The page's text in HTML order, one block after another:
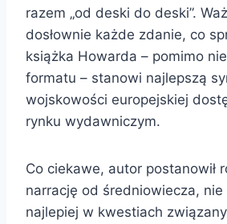
razem „od deski do deski”.
dosłownie każde zdanie, co
książka Howarda – pomimo
formatu – stanowi najlepszą
wojskowości europejskiej
rynku wydawniczym.
Co ciekawe, autor postanowił
narrację od średniowiecza, nie
najlepiej w kwestiach